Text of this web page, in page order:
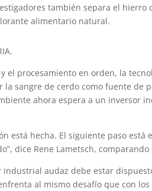
también separa el
alimentario natural.
el procesamiento en orden, la
la sangre de cerdo como fuente
ahora espera a un inversor
está hecha. El siguiente paso
dice Rene Lametsch,
industrial audaz debe estar
al mismo desafío que con